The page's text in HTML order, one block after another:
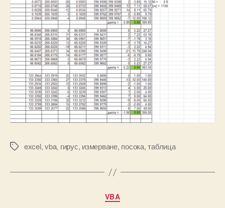
Tagsexcel,vba, гирус, измерване, посока,таблица
Categories
VBA